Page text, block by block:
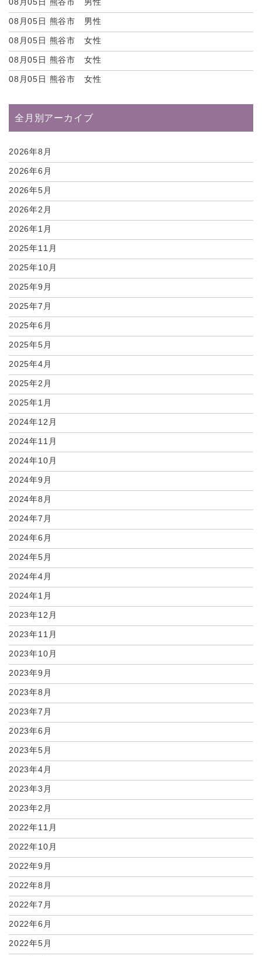
08月05日 熊谷市 男性
08月05日 熊谷市 女性
08月05日 熊谷市 女性
08月05日 熊谷市 女性
全月別アーカイブ
2026年8月
2026年6月
2026年5月
2026年2月
2026年1月
2025年11月
2025年10月
2025年9月
2025年7月
2025年6月
2025年5月
2025年4月
2025年2月
2025年1月
2024年12月
2024年11月
2024年10月
2024年9月
2024年8月
2024年7月
2024年6月
2024年5月
2024年4月
2024年1月
2023年12月
2023年11月
2023年10月
2023年9月
2023年8月
2023年7月
2023年6月
2023年5月
2023年4月
2023年3月
2023年2月
2022年11月
2022年10月
2022年9月
2022年8月
2022年7月
2022年6月
2022年5月